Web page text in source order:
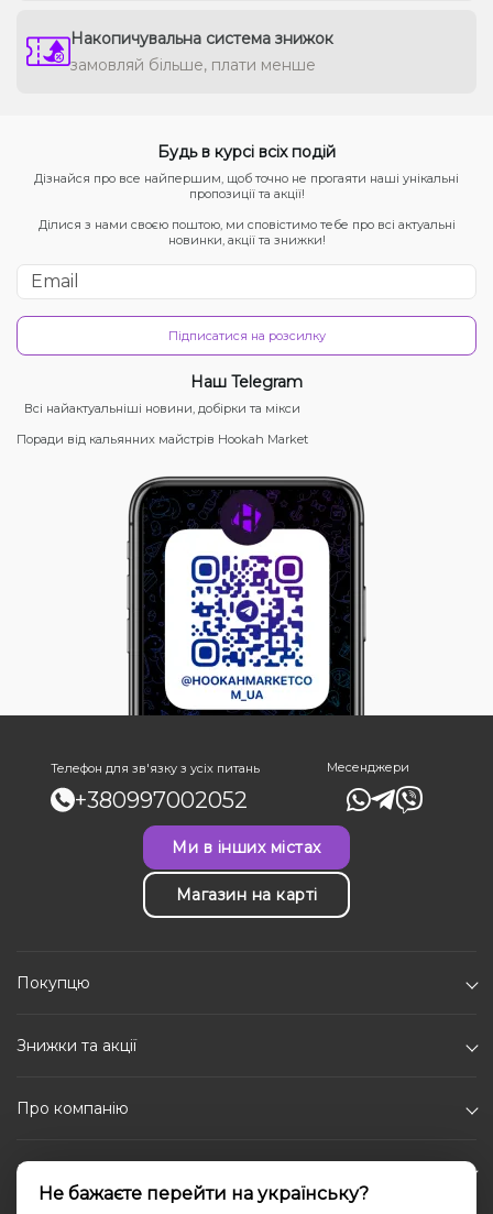
Накопичувальна система знижок
замовляй більше, плати менше
Будь в курсі всіх подій
Дізнайся про все найпершим, щоб точно не прогаяти наші унікальні
пропозиції та акції!
Ділися з нами своєю поштою, ми сповістимо тебе про всі актуальні
новинки, акції та знижки!
Підписатися на розсилку
Наш Telegram
Всі найактуальніші новини, добірки та мікси
Поради від кальянних майстрів Hookah Market
Телефон для зв'язку з усіх питань
+380997002052
Месенджери
Ми в інших містах
Магазин на карті
Покупцю
Знижки та акції
Про компанію
Каталог
Не бажаєте перейти на українську?